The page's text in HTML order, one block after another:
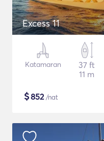
Excess 11
Katamaran
37 ft
11 m
$852/nat